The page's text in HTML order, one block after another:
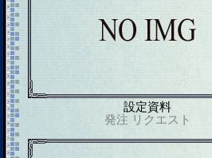
設定資料
発注 リクエスト